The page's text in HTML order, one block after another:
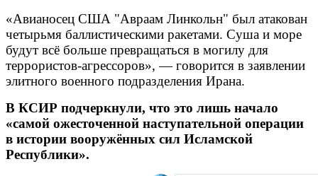
«Авианосец США "Авраам Линкольн" был атакован
четырьмя баллистическими ракетами. Суша и море
будут всё больше превращаться в могилу для
террористов-агрессоров», — говорится в заявлении
элитного военного подразделения Ирана.
В КСИР подчеркнули, что это лишь начало
«самой ожесточенной наступательной операции
в истории вооружённых сил Исламской
Республики».